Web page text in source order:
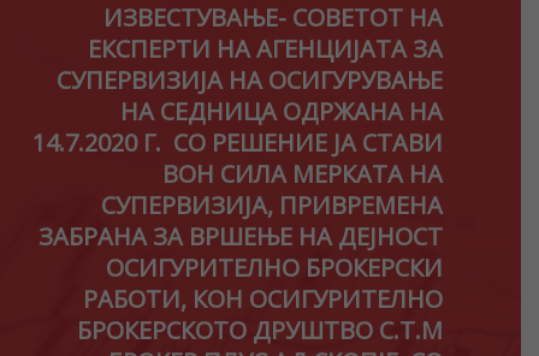
ИЗВЕСТУВАЊЕ- СОВЕТОТ НА
ЕКСПЕРТИ НА АГЕНЦИЈАТА ЗА
СУПЕРВИЗИЈА НА ОСИГУРУВАЊЕ
НА СЕДНИЦА ОДРЖАНА НА
14.7.2020 Г. СО РЕШЕНИЕ ЈА СТАВИ
ВОН СИЛА МЕРКАТА НА
СУПЕРВИЗИЈА, ПРИВРЕМЕНА
ЗАБРАНА ЗА ВРШЕЊЕ НА ДЕЈНОСТ
ОСИГУРИТЕЛНО БРОКЕРСКИ
РАБОТИ, КОН ОСИГУРИТЕЛНО
БРОКЕРСКОТО ДРУШТВО С.Т.М